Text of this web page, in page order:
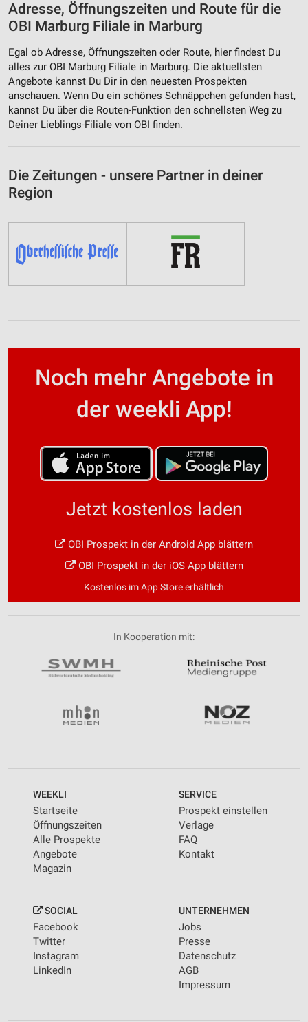
Adresse, Öffnungszeiten und Route für die
OBI Marburg Filiale in Marburg
Egal ob Adresse, Öffnungszeiten oder Route, hier findest Du
alles zur OBI Marburg Filiale in Marburg. Die aktuellsten
Angebote kannst Du Dir in den neuesten Prospekten
anschauen. Wenn Du ein schönes Schnäppchen gefunden hast,
kannst Du über die Routen-Funktion den schnellsten Weg zu
Deiner Lieblings-Filiale von OBI finden.
Die Zeitungen - unsere Partner in deiner
Region
Noch mehr Angebote in
der weekli App!
Jetzt kostenlos laden
OBI Prospekt in der Android App blättern
OBI Prospekt in der iOS App blättern
Kostenlos im App Store erhältlich
In Kooperation mit:
WEEKLI
Startseite
Öffnungszeiten
Alle Prospekte
Angebote
Magazin
SERVICE
Prospekt einstellen
Verlage
FAQ
Kontakt
SOCIAL
Facebook
Twitter
Instagram
LinkedIn
UNTERNEHMEN
Jobs
Presse
Datenschutz
AGB
Impressum